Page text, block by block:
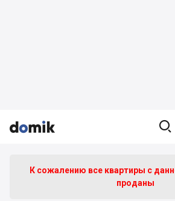


 
К сожалению все квартиры c
проданы